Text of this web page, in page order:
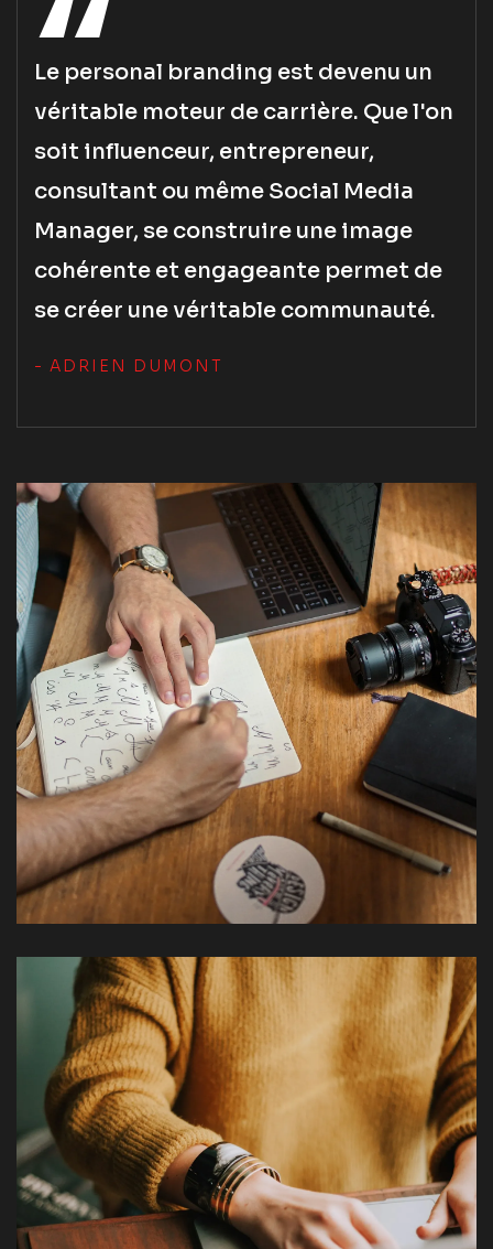
Le personal branding est devenu un
véritable moteur de carrière. Que l'on
soit influenceur, entrepreneur,
consultant ou même Social Media
Manager, se construire une image
cohérente et engageante permet de
se créer une véritable communauté.
- ADRIEN DUMONT